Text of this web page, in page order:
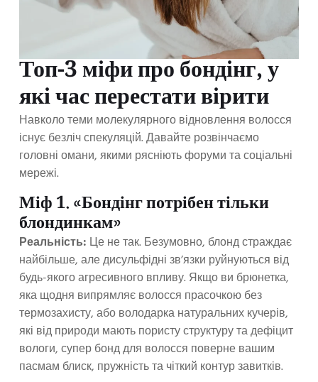
Топ-3 міфи про бондінг, у
які час перестати вірити
Навколо теми молекулярного відновлення волосся
існує безліч спекуляцій. Давайте розвінчаємо
головні омани, якими рясніють форуми та соціальні
мережі.
Міф 1. «Бондінг потрібен тільки
блондинкам»
Реальність: Це не так. Безумовно, блонд страждає
найбільше, але дисульфідні зв’язки руйнуються від
будь-якого агресивного впливу. Якщо ви брюнетка,
яка щодня випрямляє волосся прасочкою без
термозахисту, або володарка натуральних кучерів,
які від природи мають пористу структуру та дефіцит
вологи, супер бонд для волосся поверне вашим
пасмам блиск, пружність та чіткий контур завитків.